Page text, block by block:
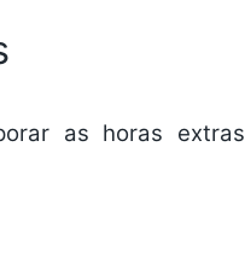
as horas extras